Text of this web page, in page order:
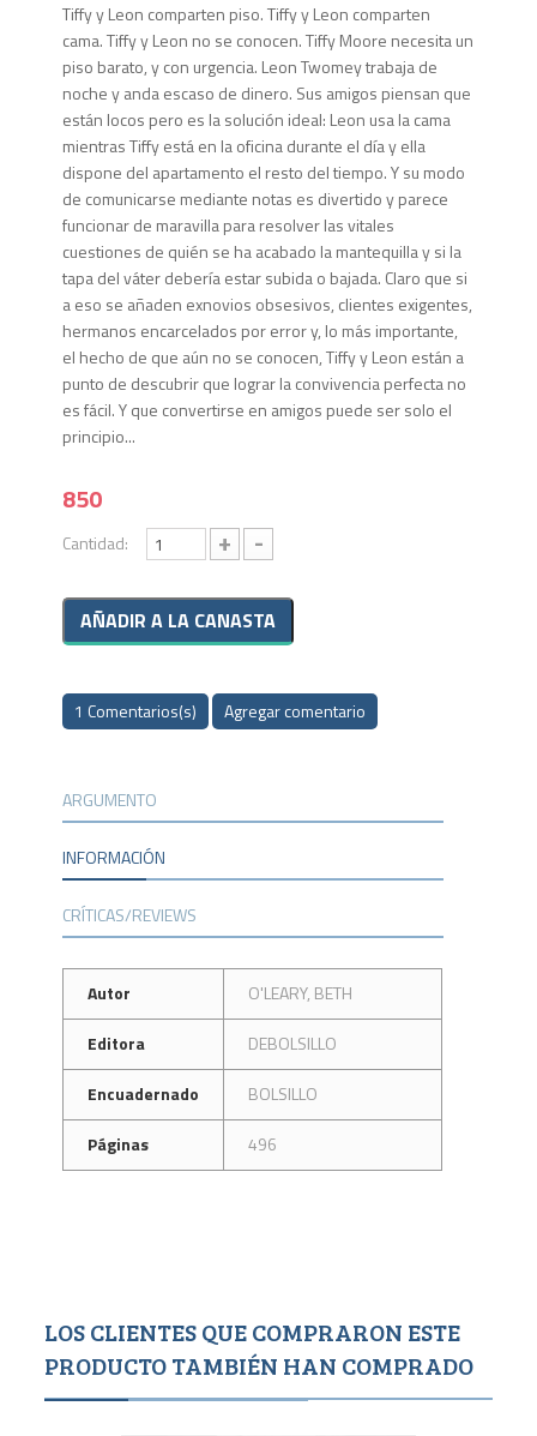
Tiffy y Leon comparten piso. Tiffy y Leon comparten
cama. Tiffy y Leon no se conocen. Tiffy Moore necesita un
piso barato, y con urgencia. Leon Twomey trabaja de
noche y anda escaso de dinero. Sus amigos piensan que
están locos pero es la solución ideal: Leon usa la cama
mientras Tiffy está en la oficina durante el día y ella
dispone del apartamento el resto del tiempo. Y su modo
de comunicarse mediante notas es divertido y parece
funcionar de maravilla para resolver las vitales
cuestiones de quién se ha acabado la mantequilla y si la
tapa del váter debería estar subida o bajada. Claro que si
a eso se añaden exnovios obsesivos, clientes exigentes,
hermanos encarcelados por error y, lo más importante,
el hecho de que aún no se conocen, Tiffy y Leon están a
punto de descubrir que lograr la convivencia perfecta no
es fácil. Y que convertirse en amigos puede ser solo el
principio...
850
Cantidad: + -
1 Comentarios(s) Agregar comentario
ARGUMENTO
INFORMACIÓN
CRÍTICAS/REVIEWS
Autor
O'LEARY, BETH
Editora
DEBOLSILLO
Encuadernado
BOLSILLO
Páginas
496
LOS CLIENTES QUE COMPRARON ESTE
PRODUCTO TAMBIÉN HAN COMPRADO